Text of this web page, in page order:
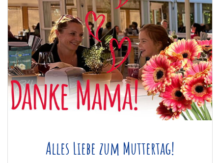
Alles Liebe zum Muttertag!